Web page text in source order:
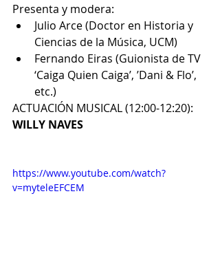
Presenta y modera:
Julio Arce (Doctor en Historia y
Ciencias de la Música, UCM)
Fernando Eiras (Guionista de TV
‘Caiga Quien Caiga’, ’Dani & Flo’,
etc.)
ACTUACIÓN MUSICAL (12:00-12:20):
WILLY NAVES
https://www.youtube.com/watch?
v=myteleEFCEM